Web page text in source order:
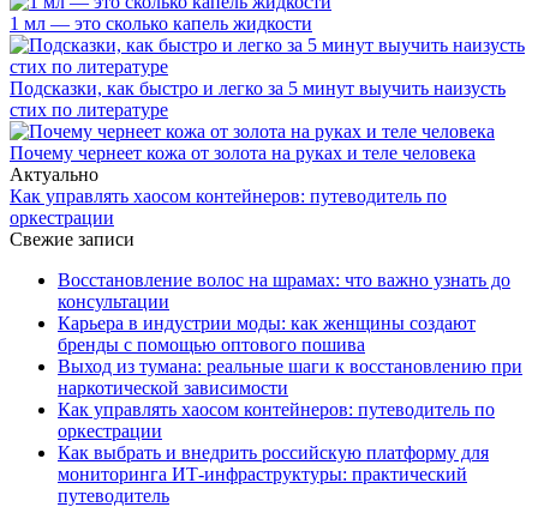
1 мл — это сколько капель жидкости
Подсказки, как быстро и легко за 5 минут выучить наизусть
стих по литературе
Почему чернеет кожа от золота на руках и теле человека
Актуально
Как управлять хаосом контейнеров: путеводитель по
оркестрации
Свежие записи
Восстановление волос на шрамах: что важно узнать до
консультации
Карьера в индустрии моды: как женщины создают
бренды с помощью оптового пошива
Выход из тумана: реальные шаги к восстановлению при
наркотической зависимости
Как управлять хаосом контейнеров: путеводитель по
оркестрации
Как выбрать и внедрить российскую платформу для
мониторинга ИТ-инфраструктуры: практический
путеводитель